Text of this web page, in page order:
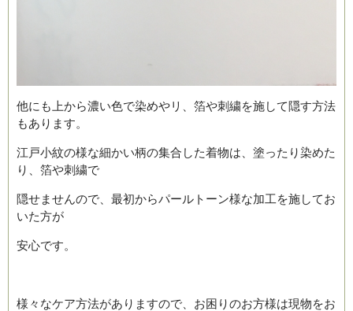
他にも上から濃い色で染めやリ、箔や刺繍を施して隠す方法
もあります。
江戸小紋の様な細かい柄の集合した着物は、塗ったり染めた
り、箔や刺繍で
隠せませんので、最初からパールトーン様な加工を施してお
いた方が
安心です。
様々なケア方法がありますので、お困りのお方様は現物をお